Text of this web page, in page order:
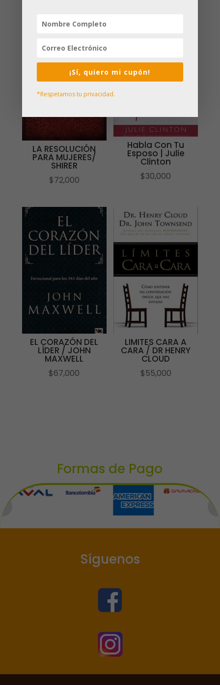
LA RESOLUCIÓN
PARA MUJERES/
SHIRER
$72,000
Habla Con Tu
Esposo | Julie
Clinton
$30,000
EL CORAZÓN DEL
LÍDER / JOHN
MAXWELL
$67,000
LIMITES CARA A
CARA / DR HENRY
CLOUD
$55,000
Formas de Pago
Síguenos


¡Sí, quiero mi cupón!
*Respetamos tu privacidad.